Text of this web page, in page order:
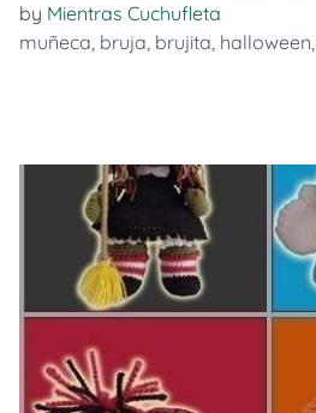
by Mientras Cuchufleta
muñeca, bruja, brujita, halloween,